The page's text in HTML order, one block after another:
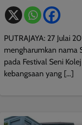
PUTRAJAYA: 27 Julai
mengharumkan nama
pada Festival Seni
kebangsaan yang […]